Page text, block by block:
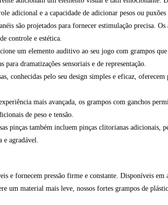
adicional e a capacidade de adicionar pesos ou puxões
são projetados para fornecer estimulação precisa.
controle e estética.
um elemento auditivo ao seu jogo com grampos
para dramatizações sensoriais e de representação.
conhecidas pelo seu design simples e eficaz,
mais avançada, os grampos com ganchos
de peso e tensão.
pinças também incluem pinças clitorianas adicionais,
e agradável.
e fornecem pressão firme e constante. Disponíveis
um material mais leve, nossos fortes grampos de